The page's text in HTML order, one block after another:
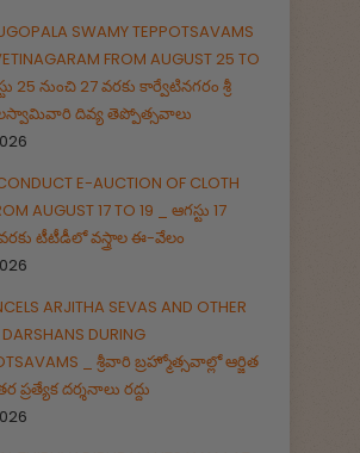
SWAMY TEPPOTSAVAMS
FROM AUGUST 25 TO
25 నుంచి 27 వరకు కార్వేటినగరం శ్రీ
దివ్య తెప్పోత్సవాలు
E-AUCTION OF CLOTH
AUGUST 17 TO 19 _ ఆగస్టు 17
టీటీడీలో వస్త్రాల ఈ-వేలం
ARJITHA SEVAS AND OTHER
DARSHANS DURING
_ శ్రీవారి బ్రహ్మోత్సవాల్లో ఆర్జిత
ప్రత్యేక దర్శనాలు రద్దు